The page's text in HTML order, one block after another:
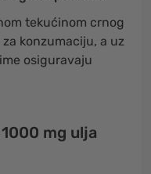
tekućinom crnog
konzumaciju, a uz
osiguravaju
mg ulja